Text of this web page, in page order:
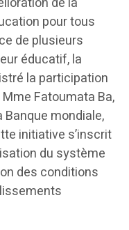
pour tous
de plusieurs
éducatif, la
la participation
Fatoumata Ba,
mondiale,
initiative s’inscrit
du système
des conditions